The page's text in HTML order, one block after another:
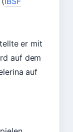
er mit
auf dem
auf